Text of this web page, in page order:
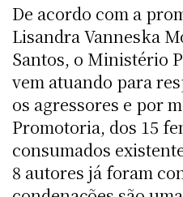
De acordo com a
Lisandra Vanneska
Santos, o Ministério
vem atuando para
os agressores e por
Promotoria, dos 15
consumados
8 autores já foram